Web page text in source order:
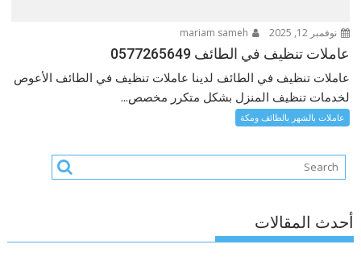
نوفمبر 12, 2025
عاملات تنظيف في الطائف 0577265649
عاملات تنظيف في الطائف لدينا عاملات تنظيف في الطائف الأعوص
لخدمات تنظيف المنزل بشكل متكرر مخصص...
عاملات بالشهر بالطائف ومكة
أحدث المقالات